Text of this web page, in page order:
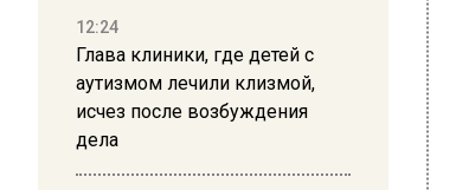
12:24
Глава клиники, где детей с
аутизмом лечили клизмой,
исчез после возбуждения
дела